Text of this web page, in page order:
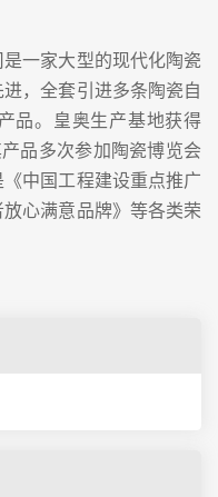
一家大型的现代化陶瓷
，全套引进多条陶瓷自
品。皇奥生产基地获得
品多次参加陶瓷博览会
中国工程建设重点推广
心满意品牌》等各类荣